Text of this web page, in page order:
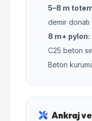
5–8 m
demir donatı
8 m+ pylon:
C25 beton
Beton
Ankraj